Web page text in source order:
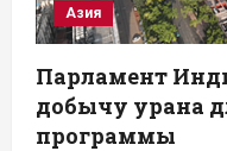
Азия
Парламент
добычу урана
программы